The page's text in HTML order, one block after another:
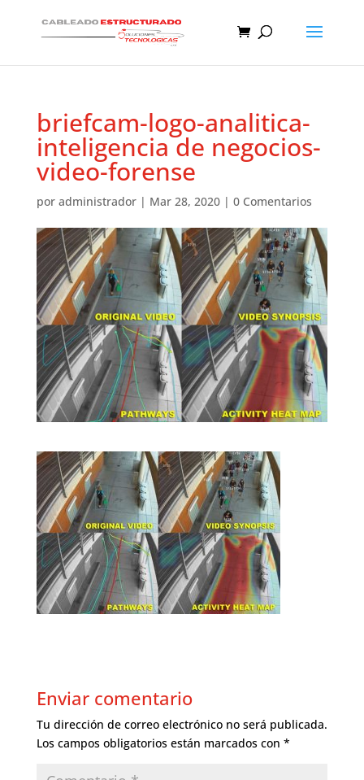
briefcam-logo-analitica-
inteligencia de negocios-
video-forense
por administrador| Mar 28, 2020| 0 Comentarios
Enviar comentario
Tu dirección de correo electrónico no será publicada.
Los campos obligatorios están marcados con *